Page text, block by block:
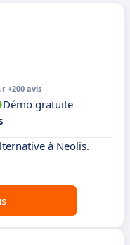
+200 avis
Démo gratuite
à Neolis.